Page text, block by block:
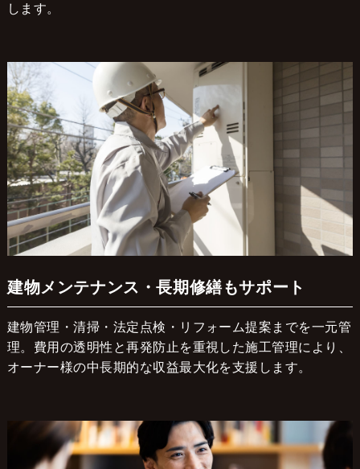
します。
建物メンテナンス・長期修繕もサポート
建物管理・清掃・法定点検・リフォーム提案までを一元管
理。費用の透明性と再発防止を重視した施工管理により、
オーナー様の中長期的な収益最大化を支援します。